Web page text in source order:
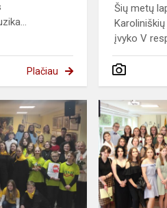
Plačiau
Šių metų
įvyko V